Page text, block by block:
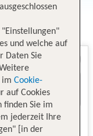
und welche auf
Daten Sie
im Cookie-
auf Cookies
finden Sie im
jederzeit Ihre
[in der